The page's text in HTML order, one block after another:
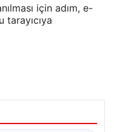
için adım, e-